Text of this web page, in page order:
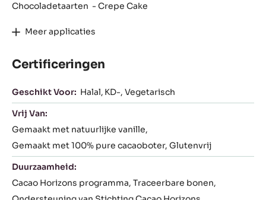
Chocoladetaarten
Crepe Cake
Meer applicaties
Certificeringen
Geschikt Voor: Halal KD- Vegetarisch
Vrij Van:
Gemaakt met natuurlijke vanille
Gemaakt met 100% pure cacaoboter Glutenvrij
Duurzaamheid:
Cacao Horizons programma Traceerbare bonen